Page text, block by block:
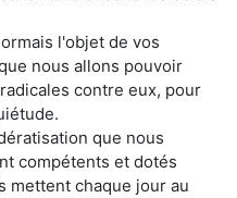
l'objet de vos
nous allons pouvoir
contre eux, pour
que nous
compétents et dotés
mettent chaque jour au